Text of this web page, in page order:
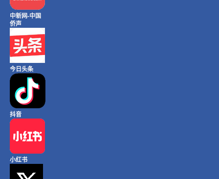
中新网-中国
侨声
今日头条
抖音
小红书